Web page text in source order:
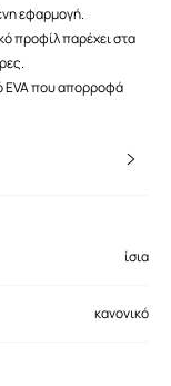
εφαρμογή.
προφίλ παρέχει στα
EVA που απορροφά
ίσια
κανονικό